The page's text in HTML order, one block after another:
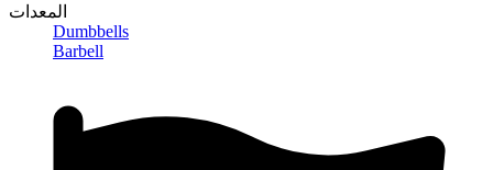
المعدات
Dumbbells
Barbell